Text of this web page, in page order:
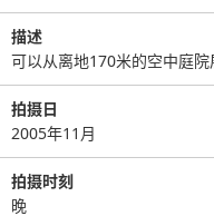
描述
可以从离地170米的空中庭院
拍摄日
2005年11月
拍摄时刻
晚